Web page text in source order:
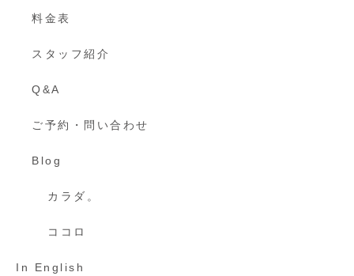
料金表
スタッフ紹介
Q&A
ご予約・問い合わせ
Blog
カラダ。
ココロ
In English